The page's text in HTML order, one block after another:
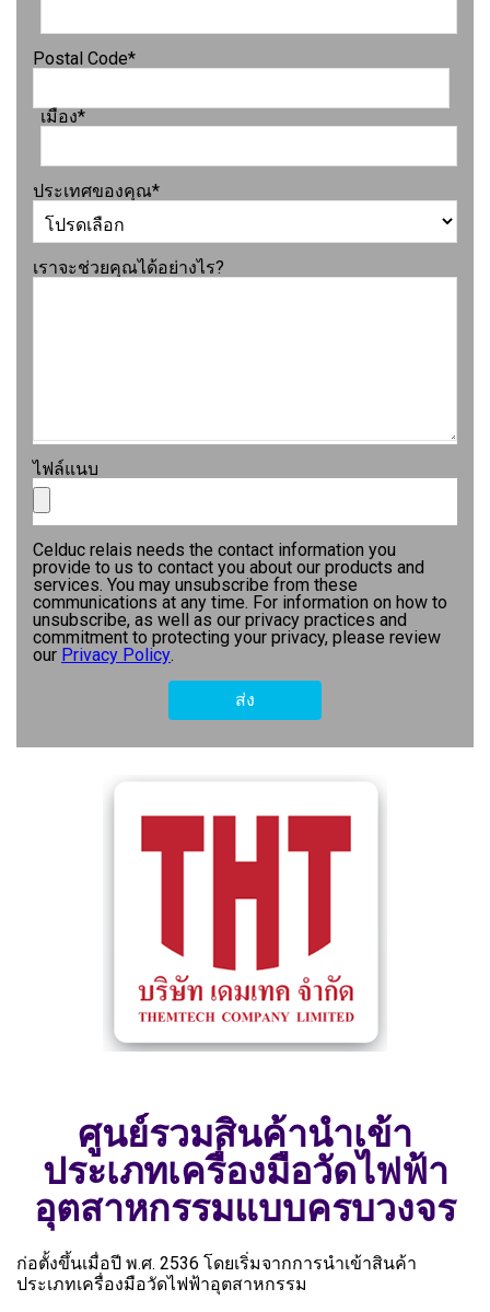
Postal Code*
เมือง*
ประเทศของคุณ*
เราจะช่วยคุณได้อย่างไร?
ไฟล์แนบ
Celduc relais needs the contact information you
provide to us to contact you about our products and
services. You may unsubscribe from these
communications at any time. For information on how to
unsubscribe, as well as our privacy practices and
commitment to protecting your privacy, please review
our Privacy Policy.
ศูนย์รวมสินค้านำเข้า
ประเภทเครื่องมือวัดไฟฟ้า
อุตสาหกรรมแบบครบวงจร
ก่อตั้งขึ้นเมื่อปี พ.ศ. 2536 โดยเริ่มจากการนำเข้าสินค้า
ประเภทเครื่องมือวัดไฟฟ้าอุตสาหกรรม